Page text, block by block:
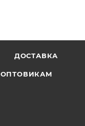
ДОСТАВКА
ОПТОВИКАМ